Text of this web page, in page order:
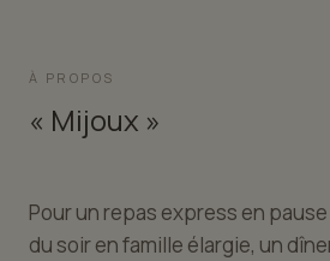
À PROPOS
« Mijoux »
Pour un repas express en
du soir en famille élargie, un